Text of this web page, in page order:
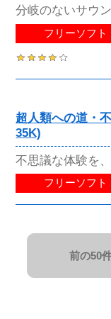
分岐のないサウ
フリーソフト
超人類への道・
35K)
不思議な体験を
フリーソフト
前の50